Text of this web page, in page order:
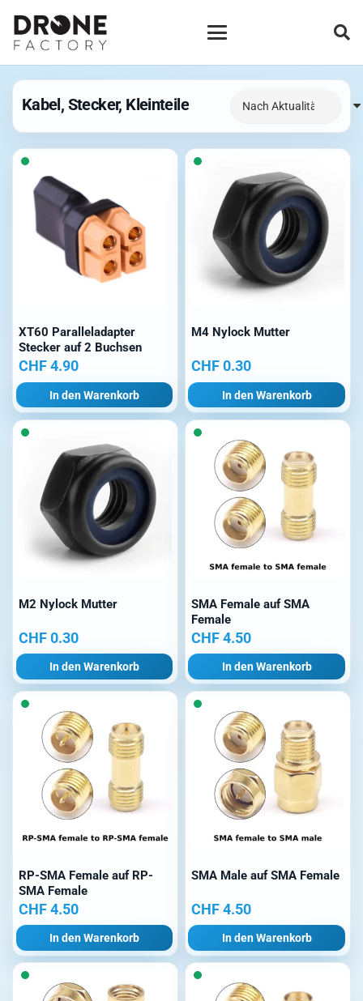
Kabel, Stecker, Kleinteile
XT60 Paralleladapter
Stecker auf 2 Buchsen
CHF4.90
In den Warenkorb
M4 Nylock Mutter
CHF0.30
In den Warenkorb
M2 Nylock Mutter
CHF0.30
In den Warenkorb
SMA Female auf SMA
Female
CHF4.50
In den Warenkorb
RP-SMA Female auf RP-
SMA Female
CHF4.50
In den Warenkorb
SMA Male auf SMA Female
CHF4.50
In den Warenkorb